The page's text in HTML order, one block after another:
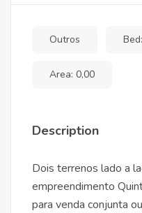
Outros Bed:
Area: 0,00
Description
Dois terrenos lado a
empreendimento
para venda conjunta